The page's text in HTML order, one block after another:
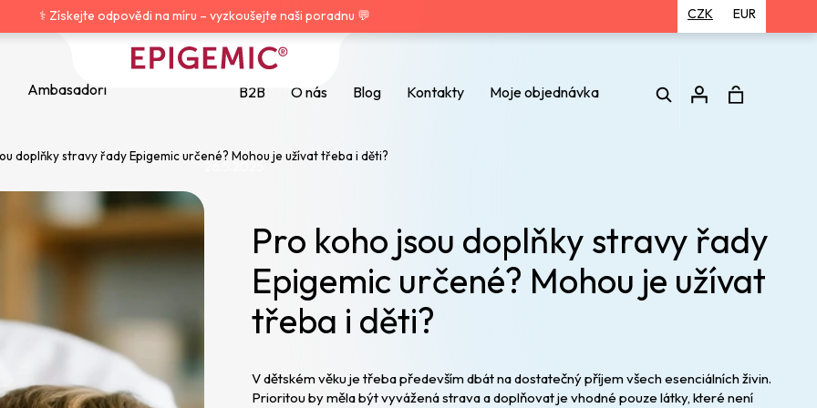
⚕️ Získejte odpovědi na míru – vyzkoušejte naši poradnu 💬
Ambasadoři B2B O nás Blog Kontakty Moje objednávka
CZK EUR
Hledat
doplňky stravy řady Epigemic určené? Mohou je užívat třeba i děti?
Pro koho jsou doplňky stravy řady
Epigemic určené? Mohou je užívat
třeba i děti?
V dětském věku je třeba především dbát na dostatečný příjem všech esenciálních živin.
Prioritou by měla být vyvážená strava a doplňovat je vhodné pouze látky, které není
Doporučujeme